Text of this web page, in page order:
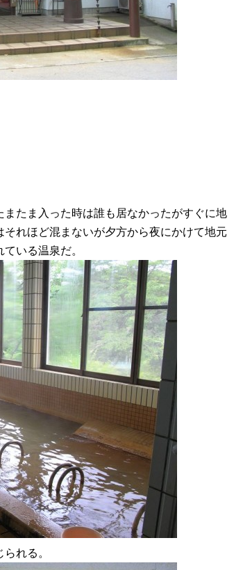
たま入った時は誰も居なかったがすぐに地
れほど混まないが夕方から夜にかけて地元
いる温泉だ。
れる。